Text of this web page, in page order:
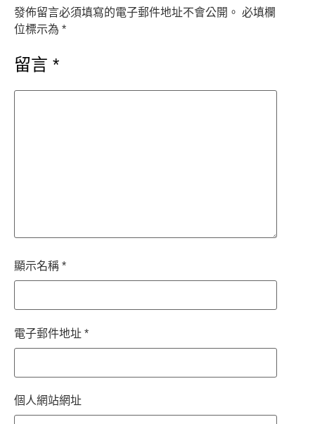
發佈留言必須填寫的電子郵件地址不會公開。 必填欄
位標示為 *
留言 *
顯示名稱 *
電子郵件地址 *
個人網站網址